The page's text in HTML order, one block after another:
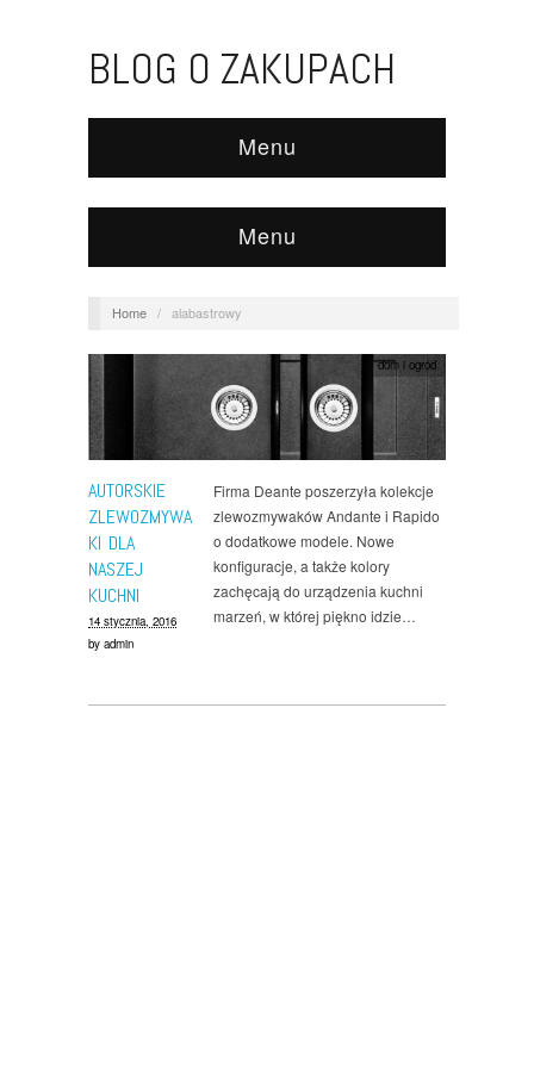
BLOG O ZAKUPACH
Menu
Menu
Home / alabastrowy
AUTORSKIE
ZLEWOZMYWA
KI DLA
NASZEJ
KUCHNI
14 stycznia, 2016
by admin
dom i ogród
Firma Deante poszerzyła kolekcje
zlewozmywaków Andante i Rapido
o dodatkowe modele. Nowe
konfiguracje, a także kolory
zachęcają do urządzenia kuchni
marzeń, w której piękno idzie…